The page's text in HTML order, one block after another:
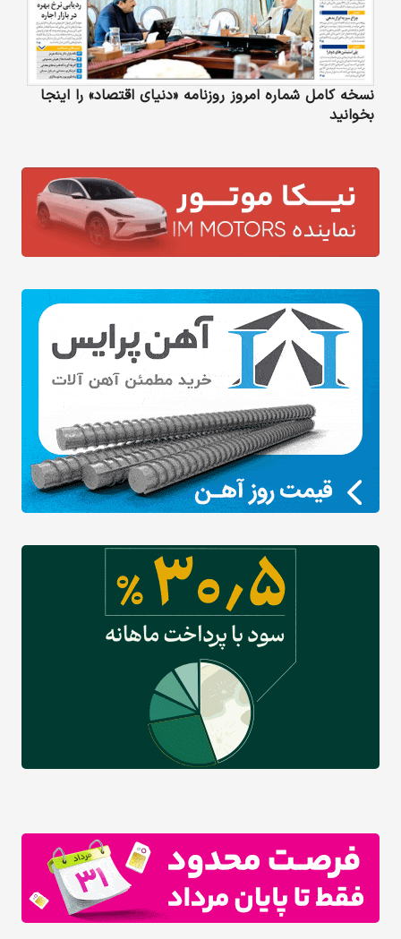
نسخه کامل شماره امروز روزنامه «دنیای‌ اقتصاد» را اینجا
بخوانید